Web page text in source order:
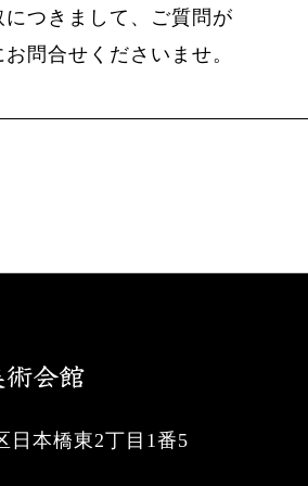
つきまして、ご質問が
問合せくださいませ。
日本橋東2丁目1番5